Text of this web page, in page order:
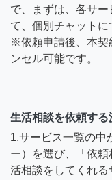
で、まずは、各サ
て、個別チャットに
※依頼申請後、本契
ンセル可能です。
生活相談を依頼する
1.サービス一覧の中
ー）を選び、「依
活相談をしてくれる